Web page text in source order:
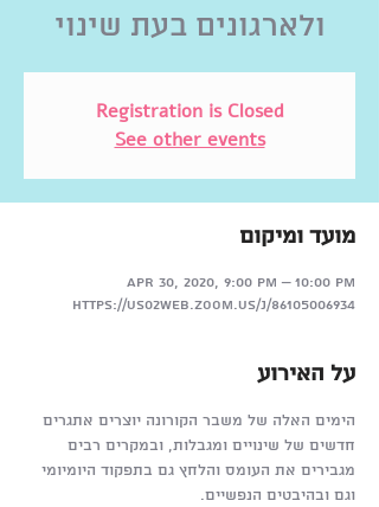
ולארגונים בעת שינוי
Registration is Closed
See other events
מועד ומיקום
Apr 30, 2020, 9:00 PM – 10:00 PM
https://us02‎web.zoom.us/j/86105006934
על האירוע
הימים האלה של משבר הקורונה יוצרים אתגרים
חדשים של שינויים ומגבלות, ובמקרים רבים
מגבירים את העומס והלחץ גם בתפקוד היומיומי
וגם ובהיבטים הנפשיים.